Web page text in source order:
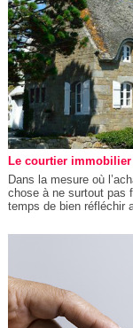
Le courtier
Dans la mesure où
chose à ne surtout pas
temps de bien réfléchir